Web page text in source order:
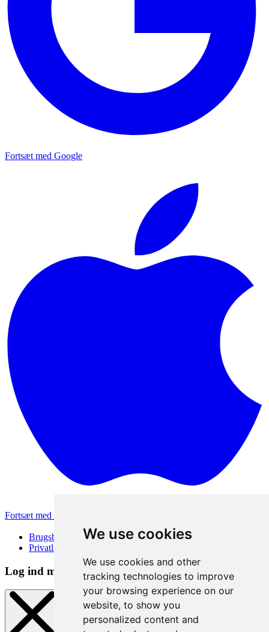
We use cookies
We use cookies and other
tracking technologies to improve
your browsing experience on our
website, to show you
personalized content and
Fortsæt med Google
Fortsæt med Apple
Brugsbetingelser
Privatlivspolitik
Log ind metode